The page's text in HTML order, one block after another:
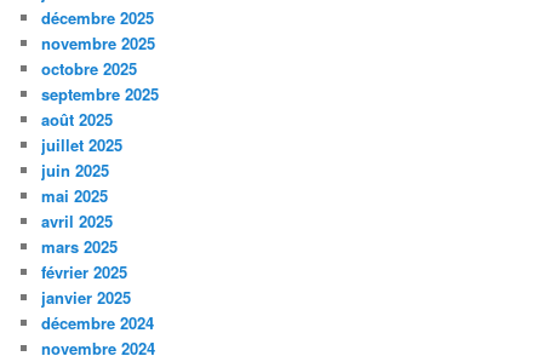
décembre 2025
novembre 2025
octobre 2025
septembre 2025
août 2025
juillet 2025
juin 2025
mai 2025
avril 2025
mars 2025
février 2025
janvier 2025
décembre 2024
novembre 2024